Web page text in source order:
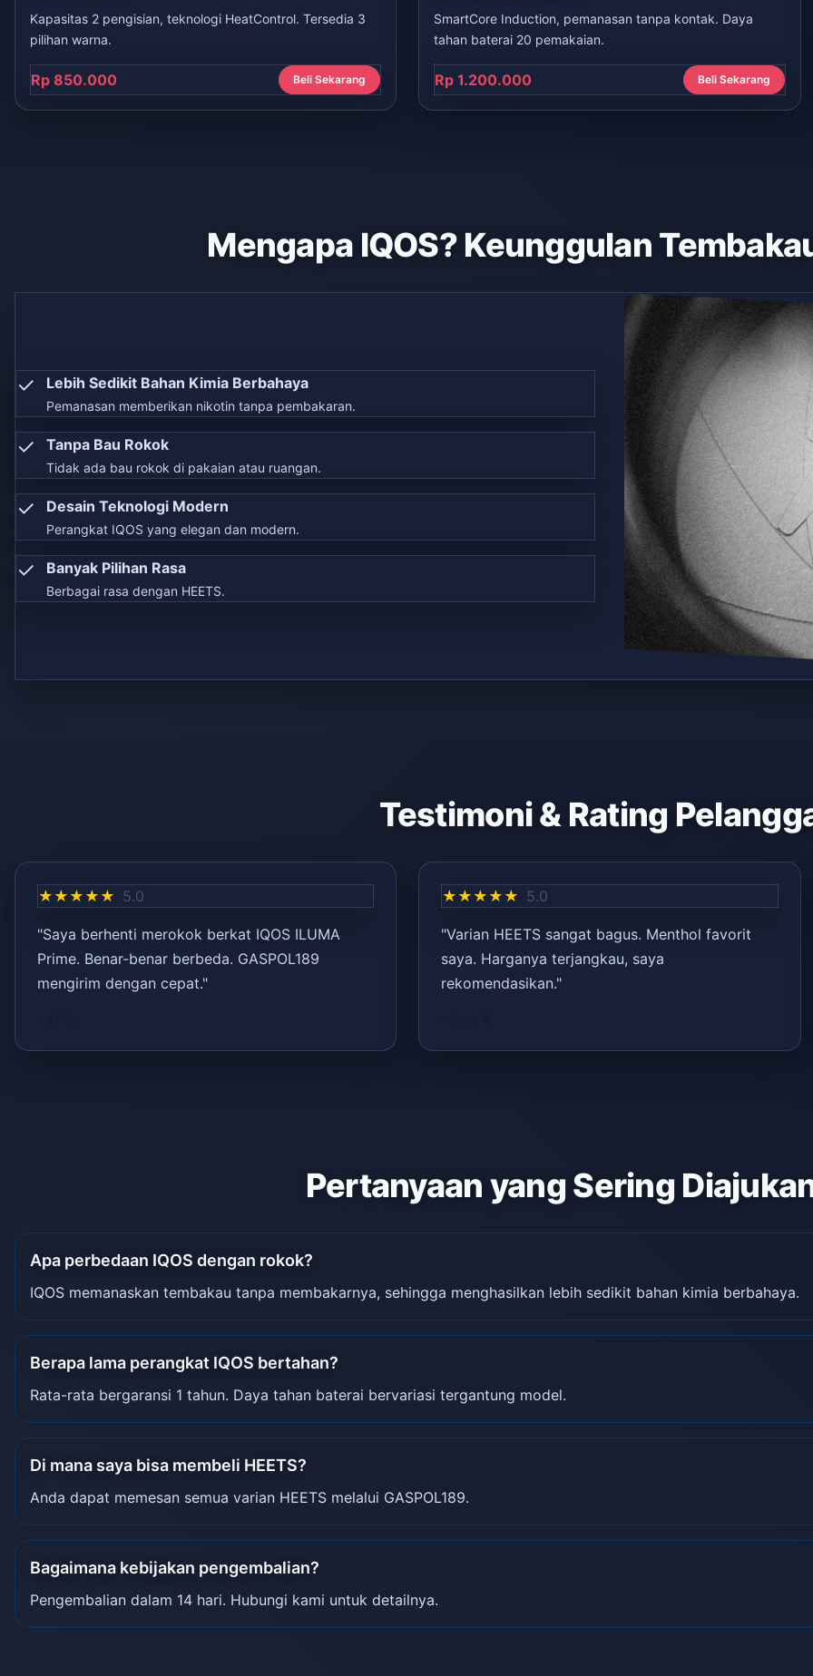
Kapasitas 2 pengisian, teknologi HeatControl. Tersedia 3
pilihan warna.
Rp 850.000 Beli Sekarang
SmartCore Induction, pemanasan tanpa kontak. Daya
tahan baterai 20 pemakaian.
Rp 1.200.000 Beli Sekarang
Mengapa IQOS? Keunggulan
✓ Lebih Sedikit Bahan Kimia Berbahaya
Pemanasan memberikan nikotin tanpa pembakaran.
✓ Tanpa Bau Rokok
Tidak ada bau rokok di pakaian atau ruangan.
✓ Desain Teknologi Modern
Perangkat IQOS yang elegan dan modern.
✓ Banyak Pilihan Rasa
Berbagai rasa dengan HEETS.
Testimoni & Rating
★★★★★ 5.0
"Saya berhenti merokok berkat IQOS ILUMA
Prime. Benar-benar berbeda. GASPOL189
mengirim dengan cepat."
★★★★★ 5.0
"Varian HEETS sangat bagus. Menthol favorit
saya. Harganya terjangkau, saya
rekomendasikan."
Pertanyaan yang Sering
Apa perbedaan IQOS dengan rokok?
IQOS memanaskan tembakau tanpa membakarnya, sehingga menghasilkan lebih sedikit bahan kimia berbahaya.
Berapa lama perangkat IQOS bertahan?
Rata-rata bergaransi 1 tahun. Daya tahan baterai bervariasi tergantung model.
Di mana saya bisa membeli HEETS?
Anda dapat memesan semua varian HEETS melalui GASPOL189.
Bagaimana kebijakan pengembalian?
Pengembalian dalam 14 hari. Hubungi kami untuk detailnya.